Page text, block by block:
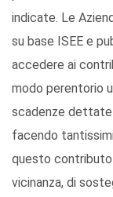
indicate. Le
su base ISEE e
accedere ai
modo perentorio
scadenze dettate
facendo
questo contributo
vicinanza, di